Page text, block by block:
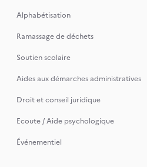
Alphabétisation
Ramassage de déchets
Soutien scolaire
Aides aux démarches administratives
Droit et conseil juridique
Ecoute / Aide psychologique
Événementiel